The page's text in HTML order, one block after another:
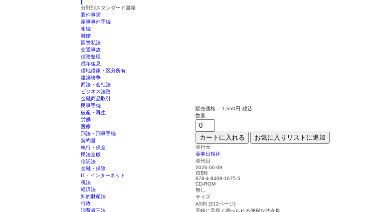
販売価格： 1,650円 税込
数量
カートに入れる お気に入りリストに追加
発行元
薬事日報社
発刊日
2026-06-09
ISBN
978-4-8408-1675-5
CD-ROM
無し
サイズ
A5判 (312ページ)
手軽に手早く調べられる便利な法令集
分野別スタンダード書籍
要件事実
家事事件手続
相続
離婚
国際私法
交通事故
債務整理
成年後見
借地借家・区分所有
建築紛争
商法・会社法
ビジネス法務
金融商品取引
民事手続
破産・再生
労働
医療
刑法・刑事手続
契約書
執行・保全
民法全般
信託法
金融・保険
IT・インターネット
税法
経済法
知的財産法
行政
消費者三法